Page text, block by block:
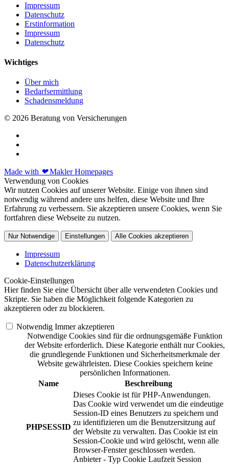
Impressum
Datenschutz
Erstinformation
Impressum
Datenschutz
Wichtiges
Über mich
Bedarfsermittlung
Schadensmeldung
© 2026 Beratung von Versicherungen
Made with ❤Makler Homepages
Verwendung von Cookies
Wir nutzen Cookies auf unserer Website. Einige von ihnen sind
notwendig während andere uns helfen, diese Website und Ihre
Erfahrung zu verbessern. Sie akzeptieren unsere Cookies, wenn Sie
fortfahren diese Webseite zu nutzen.
Nur Notwendige Einstellungen Alle Cookies akzeptieren
Impressum
Datenschutzerklärung
Cookie-Einstellungen
Hier finden Sie eine Übersicht über alle verwendeten Cookies und
Skripte. Sie haben die Möglichkeit folgende Kategorien zu
akzeptieren oder zu blockieren.
Notwendig Immer akzeptieren
Notwendige Cookies sind für die ordnungsgemäße Funktion
der Website erforderlich. Diese Kategorie enthält nur Cookies,
die grundlegende Funktionen und Sicherheitsmerkmale der
Website gewährleisten. Diese Cookies speichern keine
persönlichen Informationen.
Name
Beschreibung
PHPSESSID
Dieses Cookie ist für PHP-Anwendungen.
Das Cookie wird verwendet um die eindeutige
Session-ID eines Benutzers zu speichern und
zu identifizieren um die Benutzersitzung auf
der Website zu verwalten. Das Cookie ist ein
Session-Cookie und wird gelöscht, wenn alle
Browser-Fenster geschlossen werden.
Anbieter - Typ Cookie Laufzeit Session